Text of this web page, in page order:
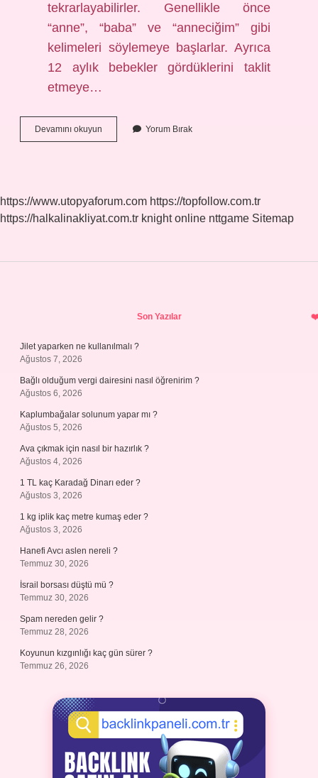
tekrarlayabilirler. Genellikle önce
“anne”, “baba” ve “anneciğim” gibi
kelimeleri söylemeye başlarlar. Ayrıca
12 aylık bebekler gördüklerini taklit
etmeye…
Devamını okuyun
12
Nedir
Yorum Bırak
https://www.utopyaforum.com https://topfollow.com.tr
https://halkalinakliyat.com.tr knight online nttgame Sitemap
Son Yazılar
Jilet yaparken ne kullanılmalı ?
Ağustos 7, 2026
Bağlı olduğum vergi dairesini nasıl öğrenirim ?
Ağustos 6, 2026
Kaplumbağalar solunum yapar mı ?
Ağustos 5, 2026
Ava çıkmak için nasıl bir hazırlık ?
Ağustos 4, 2026
1 TL kaç Karadağ Dinarı eder ?
Ağustos 3, 2026
1 kg iplik kaç metre kumaş eder ?
Ağustos 3, 2026
Hanefi Avcı aslen nereli ?
Temmuz 30, 2026
İsrail borsası düştü mü ?
Temmuz 30, 2026
Spam nereden gelir ?
Temmuz 28, 2026
Koyunun kızgınlığı kaç gün sürer ?
Temmuz 26, 2026